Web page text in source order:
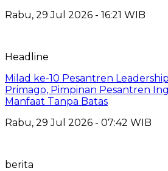
Rabu, 29 Jul 2026 - 16:21 WIB
Headline
Milad ke-10 Pesantren
Primago, Pimpinan Pesantren
Manfaat Tanpa Batas
Rabu, 29 Jul 2026 - 07:42 WIB
berita